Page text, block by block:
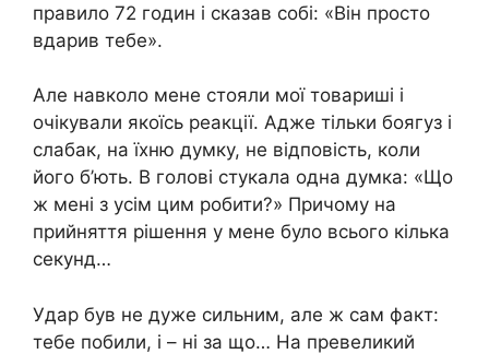
правило 72 годин і сказав собі: «Він просто
вдарив тебе».
Але навколо мене стояли мої товариші і
очікували якоїсь реакції. Адже тільки боягуз і
слабак, на їхню думку, не відповість, коли
його б’ють. В голові стукала одна думка: «Що
ж мені з усім цим робити?» Причому на
прийняття рішення у мене було всього кілька
секунд…
Удар був не дуже сильним, але ж сам факт:
тебе побили, і – ні за що… На превеликий